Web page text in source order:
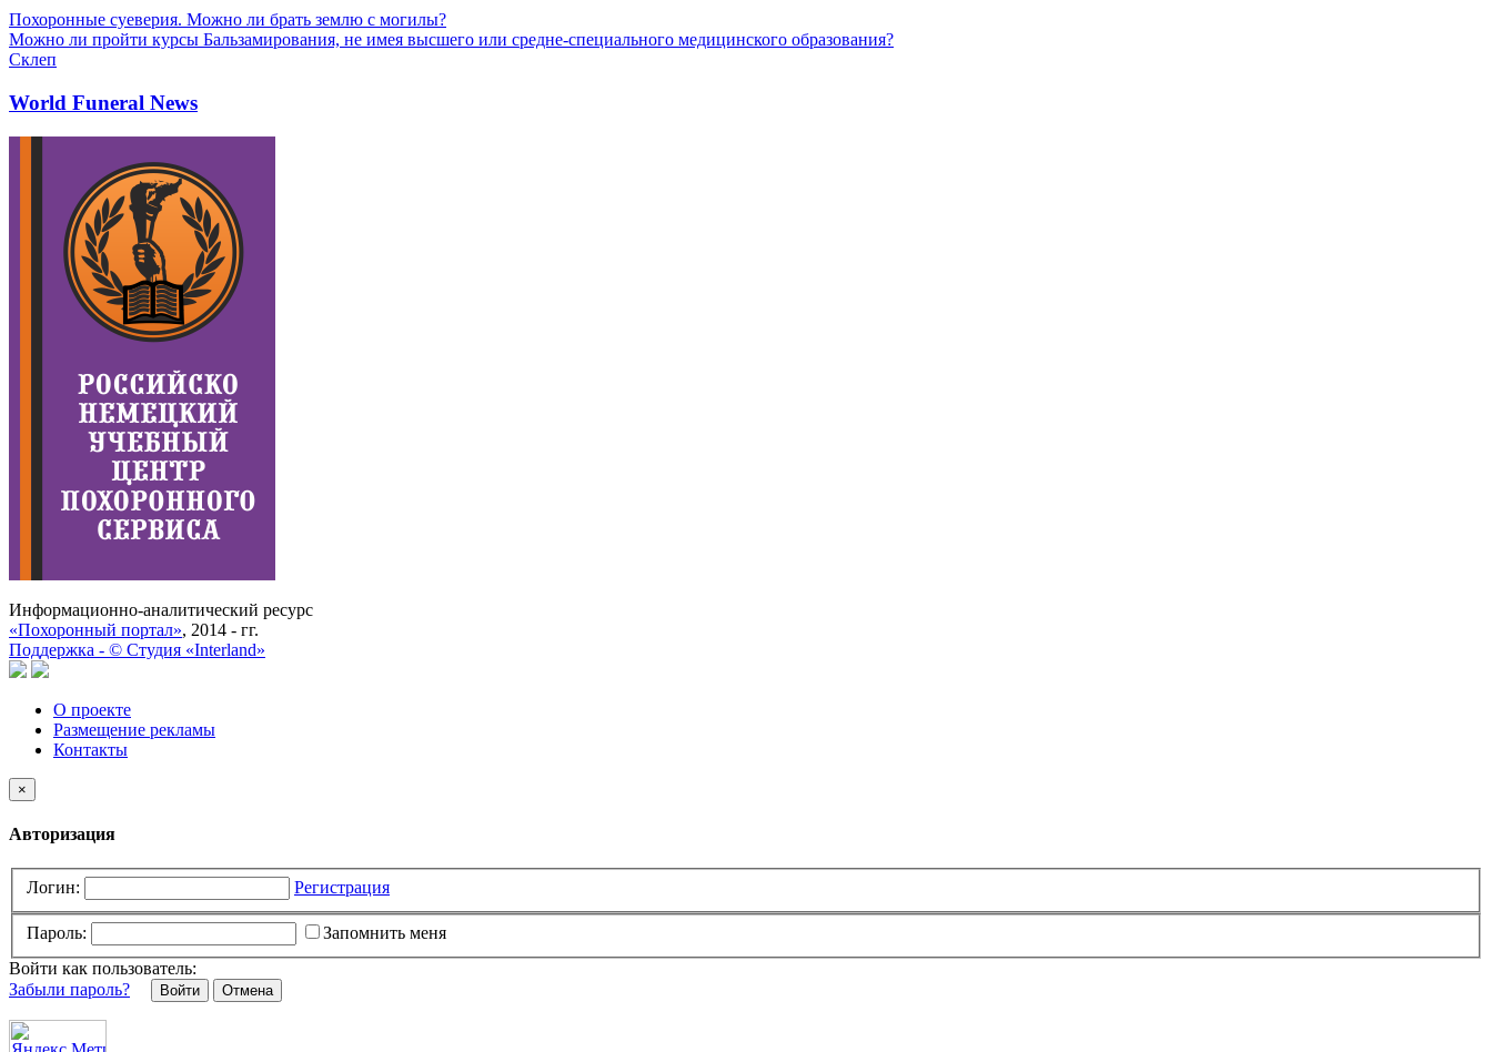
Похоронные суеверия. Можно ли брать землю с могилы?
Можно ли пройти курсы Бальзамирования, не имея высшего или средне-специального медицинского образования?
Склеп
World Funeral News
Информационно-аналитический ресурс
«Похоронный портал», 2014 - гг.
Поддержка - © Cтудия «Interland»
О проекте
Размещение рекламы
Контакты
×
Авторизация
Логин: Регистрация
Пароль:
Запомнить меня
Войти как пользователь:
Забыли пароль?
Отмена